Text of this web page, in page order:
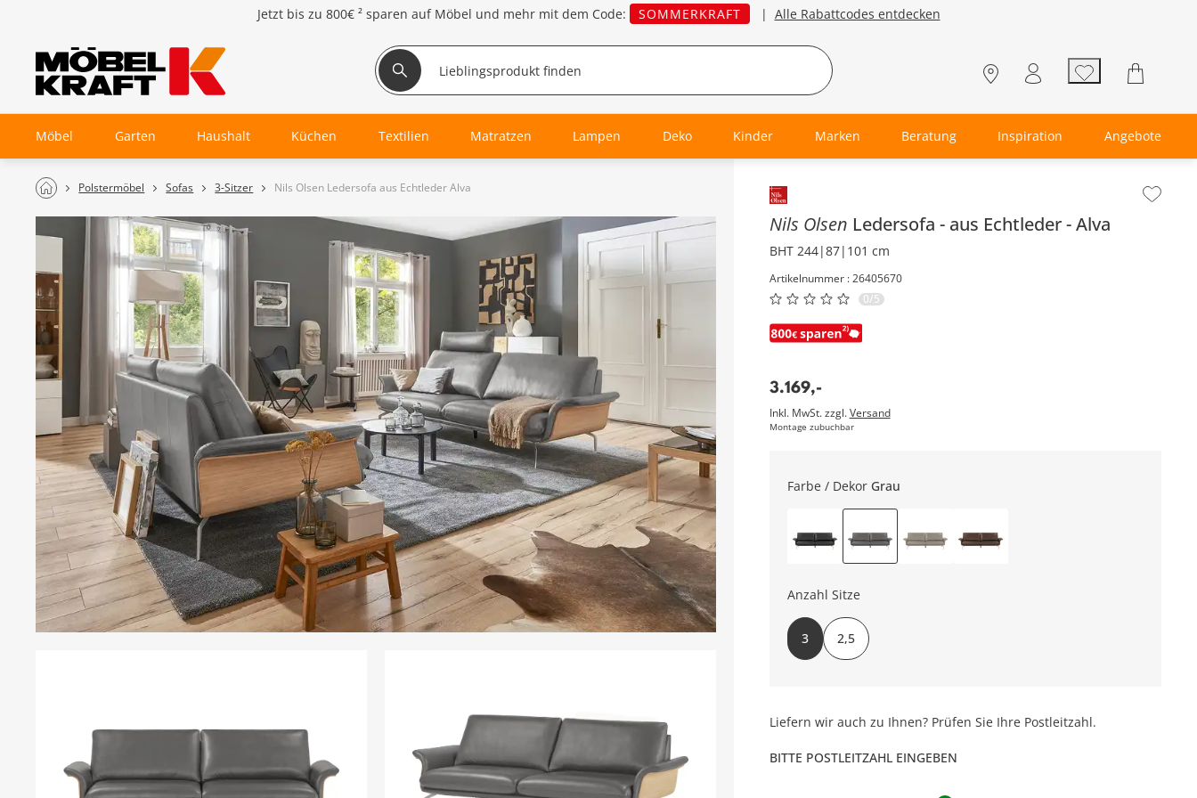
Jetzt bis zu 800€ ² sparen auf Möbel und mehr mit dem Code: SOMMERKRAFT | Alle Rabattcodes entdecken
Möbel Garten Haushalt Küchen Textilien Matratzen Lampen Deko Kinder Marken Beratung Inspiration Angebote
Polstermöbel Sofas 3-Sitzer Nils Olsen Ledersofa aus Echtleder Alva Inhalt der Seitenleiste überspringen - Zum Seitenende
Nils Olsen Ledersofa aus Echtleder Alva
BHT 244|87|101 cm
Artikelnummer : 26405670
0/5
3.169,-
Inkl. MwSt. zzgl.Versand
Montage zubuchbar
Farbe / Dekor Grau
Anzahl Sitze
3 2,5
Liefern wir auch zu Ihnen? Prüfen Sie Ihre Postleitzahl.
BITTE POSTLEITZAHL EINGEBEN